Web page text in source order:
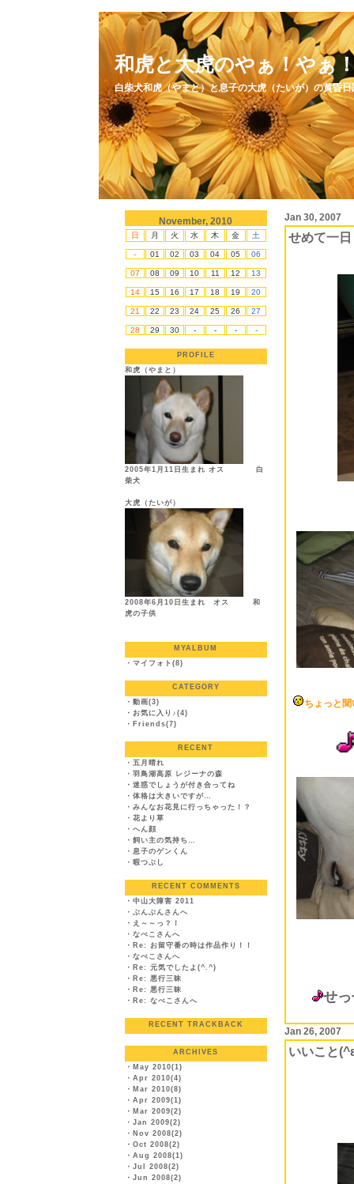
和虎と大虎のやぁ！やぁ
白柴犬和虎（やまと）と息子の大虎（たいが）の黄昏日
November, 2010
日 月 火 水 木 金 土
- 01 02 03 04 05 06
07 08 09 10 11 12 13
14 15 16 17 18 19 20
21 22 23 24 25 26 27
28 29 30 - - - -
PROFILE
和虎（やまと）
2005年1月11日生まれ オス 白
柴犬
大虎（たいが）
2008年6月10日生まれ オス 和
虎の子供
MYALBUM
・ マイフォト(8)
CATEGORY
・ 動画(3)
・ お気に入り♪(4)
・ Friends(7)
RECENT
・ 五月晴れ
・ 羽鳥湖高原 レジーナの森
・ 迷惑でしょうが付き合ってね
・ 体格は大きいですが…
・ みんなお花見に行っちゃった！？
・ 花より草
・ へん顔
・ 飼い主の気持ち…
・ 息子のゲンくん
・ 暇つぶし
RECENT COMMENTS
・ 中山大障害 2011
・ ぶんぶんさんへ
・ え～～っ？！
・ なべこさんへ
・ Re: お留守番の時は作品作り！！
・ なべこさんへ
・ Re: 元気でしたよ(^.^)
・ Re: 悪行三昧
・ Re: 悪行三昧
・ Re: なべこさんへ
RECENT TRACKBACK
ARCHIVES
・ May 2010(1)
・ Apr 2010(4)
・ Mar 2010(8)
・ Apr 2009(1)
・ Mar 2009(2)
・ Jan 2009(2)
・ Nov 2008(2)
・ Oct 2008(2)
・ Aug 2008(1)
・ Jul 2008(2)
・ Jun 2008(2)
Jan 30, 2007
せめて一日
ちょっと
せ
Jan 26, 2007
いいこと